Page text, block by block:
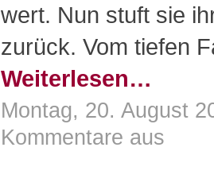
wert. Nun stuft sie
zurück. Vom tiefen
Weiterlesen…
Montag, 20. August
Kommentare aus